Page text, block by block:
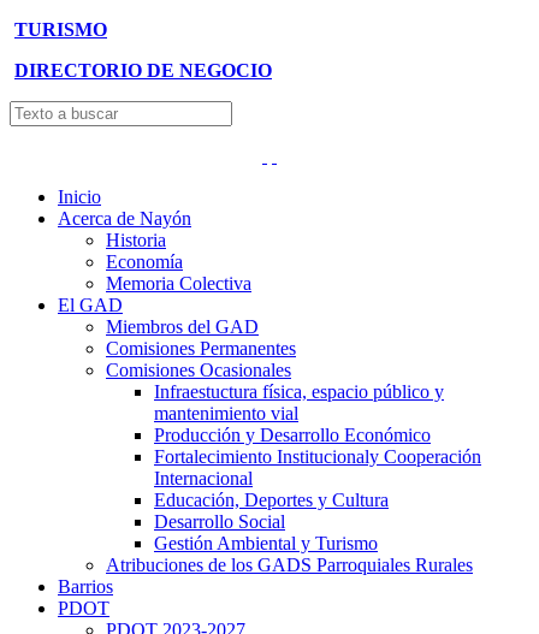
TURISMO
DIRECTORIO DE NEGOCIO
Inicio
Acerca de Nayón
Historia
Economía
Memoria Colectiva
El GAD
Miembros del GAD
Comisiones Permanentes
Comisiones Ocasionales
Infraestuctura física, espacio público y
mantenimiento vial
Producción y Desarrollo Económico
Fortalecimiento Institucionaly Cooperación
Internacional
Educación, Deportes y Cultura
Desarrollo Social
Gestión Ambiental y Turismo
Atribuciones de los GADS Parroquiales Rurales
Barrios
PDOT
PDOT 2023-2027